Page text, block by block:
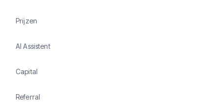
Prijzen
AI Assistent
Capital
Referral